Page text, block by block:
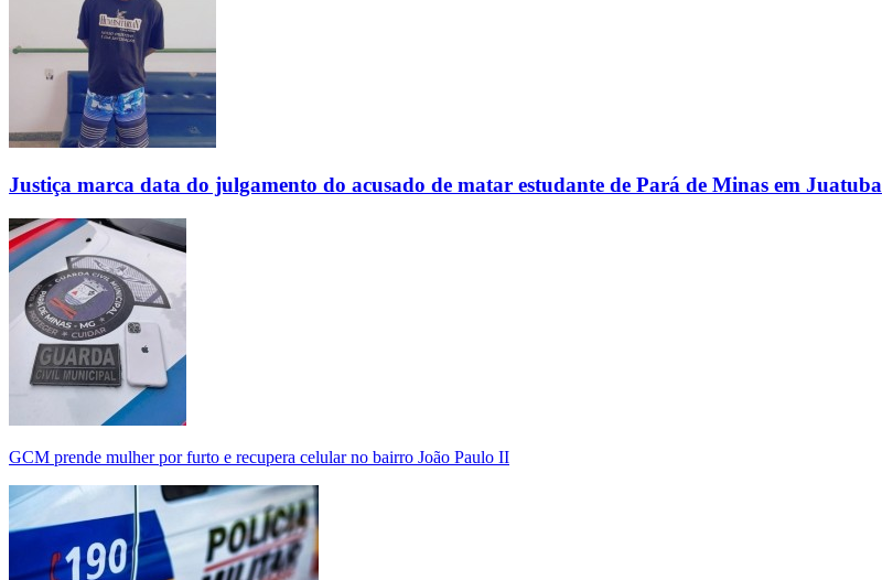
Justiça marca data do julgamento do acusado de matar estudante de Pará de Minas em Juatuba
GCM prende mulher por furto e recupera celular no bairro João Paulo II